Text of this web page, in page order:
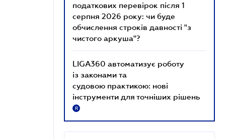
податкових перевірок після 1
серпня 2026 року: чи буде
обчислення строків давності "з
чистого аркуша"?
LIGA360 автоматизує роботу
із законами та
судовою практикою: нові
інструменти для точніших рішень
R